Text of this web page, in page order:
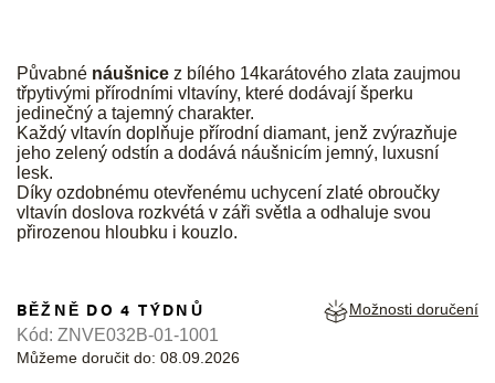
Půvabné náušnice z bílého 14karátového zlata zaujmou
třpytivými přírodními vltavíny, které dodávají šperku
jedinečný a tajemný charakter.
Každý vltavín doplňuje přírodní diamant, jenž zvýrazňuje
jeho zelený odstín a dodává náušnicím jemný, luxusní
lesk.
Díky ozdobnému otevřenému uchycení zlaté obroučky
vltavín doslova rozkvétá v záři světla a odhaluje svou
přirozenou hloubku i kouzlo.
BĚŽNĚ DO 4 TÝDNŮ
Můžeme doručit do: 08.09.2026
Možnosti doručení
Kód: ZNVE032B-01-1001